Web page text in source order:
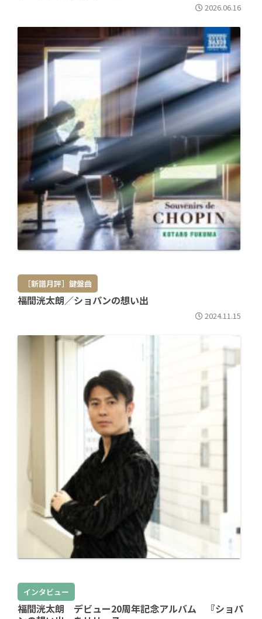
2026.06.16
［新譜月評］鍵盤曲
福間洸太朗／ショパンの想い出
2024.11.15
インタビュー
福間洸太朗 デビュー20周年記念アルバム 『ショパ